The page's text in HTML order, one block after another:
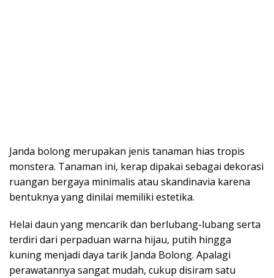
Janda bolong merupakan jenis tanaman hias tropis
monstera. Tanaman ini, kerap dipakai sebagai dekorasi
ruangan bergaya minimalis atau skandinavia karena
bentuknya yang dinilai memiliki estetika.
Helai daun yang mencarik dan berlubang-lubang serta
terdiri dari perpaduan warna hijau, putih hingga
kuning menjadi daya tarik Janda Bolong. Apalagi
perawatannya sangat mudah, cukup disiram satu